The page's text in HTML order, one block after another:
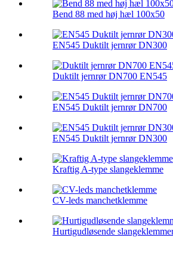
Bend 88 med høj hæl 100x50
EN545 Duktilt jernrør DN300
Duktilt jernrør DN700 EN545
EN545 Duktilt jernrør DN700
EN545 Duktilt jernrør DN300
Kraftig A-type slangeklemme
CV-leds manchetklemme
Hurtigudløsende